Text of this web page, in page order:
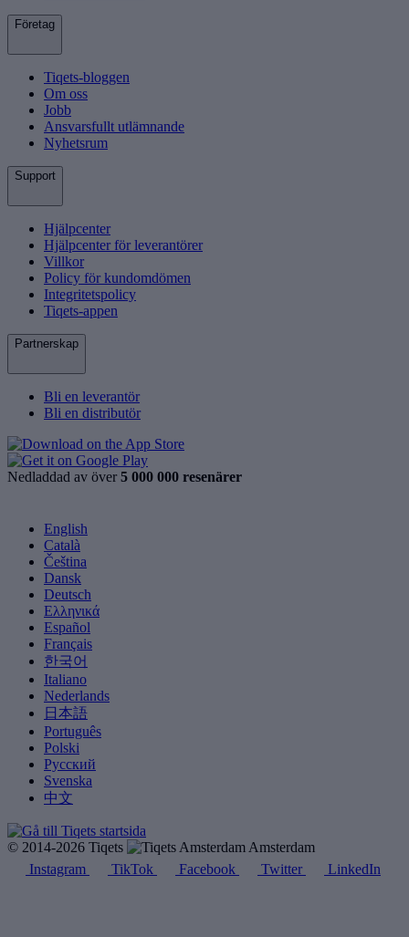
Företag
Tiqets-bloggen
Om oss
Jobb
Ansvarsfullt utlämnande
Nyhetsrum
Support
Hjälpcenter
Hjälpcenter för leverantörer
Villkor
Policy för kundomdömen
Integritetspolicy
Tiqets-appen
Partnerskap
Bli en leverantör
Bli en distributör
Nedladdad av över 5 000 000 resenärer
English
Català
Čeština
Dansk
Deutsch
Ελληνικά
Español
Français
한국어
Italiano
Nederlands
日本語
Português
Polski
Русский
Svenska
中文
© 2014-2026 Tiqets
Amsterdam
Instagram
TikTok Facebook Twitter LinkedIn